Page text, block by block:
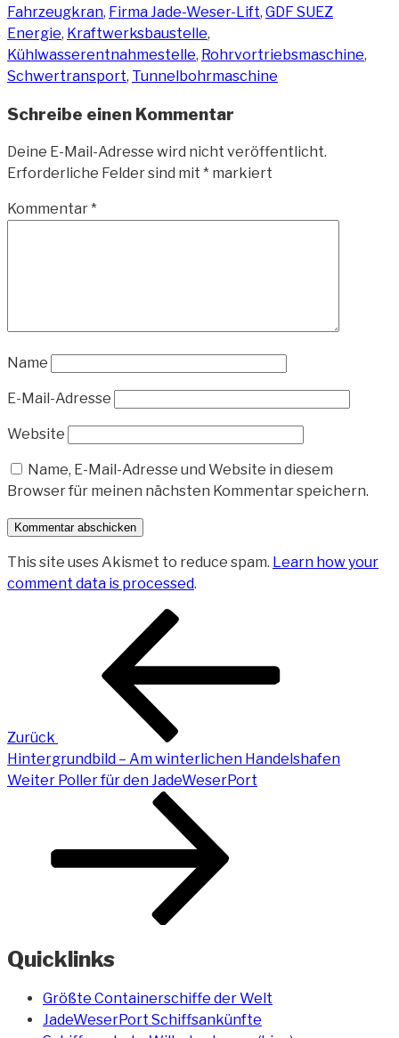
Fahrzeugkran, Firma Jade-Weser-Lift, GDF SUEZ
Energie, Kraftwerksbaustelle,
Kühlwasserentnahmestelle, Rohrvortriebsmaschine,
Schwertransport, Tunnelbohrmaschine
Schreibe einen Kommentar
Deine E-Mail-Adresse wird nicht veröffentlicht.
Erforderliche Felder sind mit * markiert
Kommentar*
Name
E-Mail-Adresse
Website
Name, E-Mail-Adresse und Website in diesem
Browser für meinen nächsten Kommentar speichern.
This site uses Akismet to reduce spam. Learn how your
comment data is processed.
Beitragsnavigation
Zurück
Hintergrundbild – Am winterlichen Handelshafen
Nächster
Weiter Poller für den JadeWeserPort
Quicklinks
Größte Containerschiffe der Welt
JadeWeserPort Schiffsankünfte